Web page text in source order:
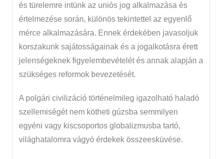
és türelemre intünk az uniós jog alkalmazása és
értelmezése során, különös tekintettel az egyenlő
mérce alkalmazására. Ennek érdekében javasoljuk
korszakunk sajátosságainak és a jogalkotásra érett
jelenségeknek figyelembevételét és annak alapján a
szükséges reformok bevezetését.
A polgári civilizáció történelmileg igazolható haladó
szellemiségét nem kötheti gúzsba semmilyen
egyéni vagy kiscsoportos globalizmusba tartó,
világhatalomra vágyó érdekek összeesküvése.